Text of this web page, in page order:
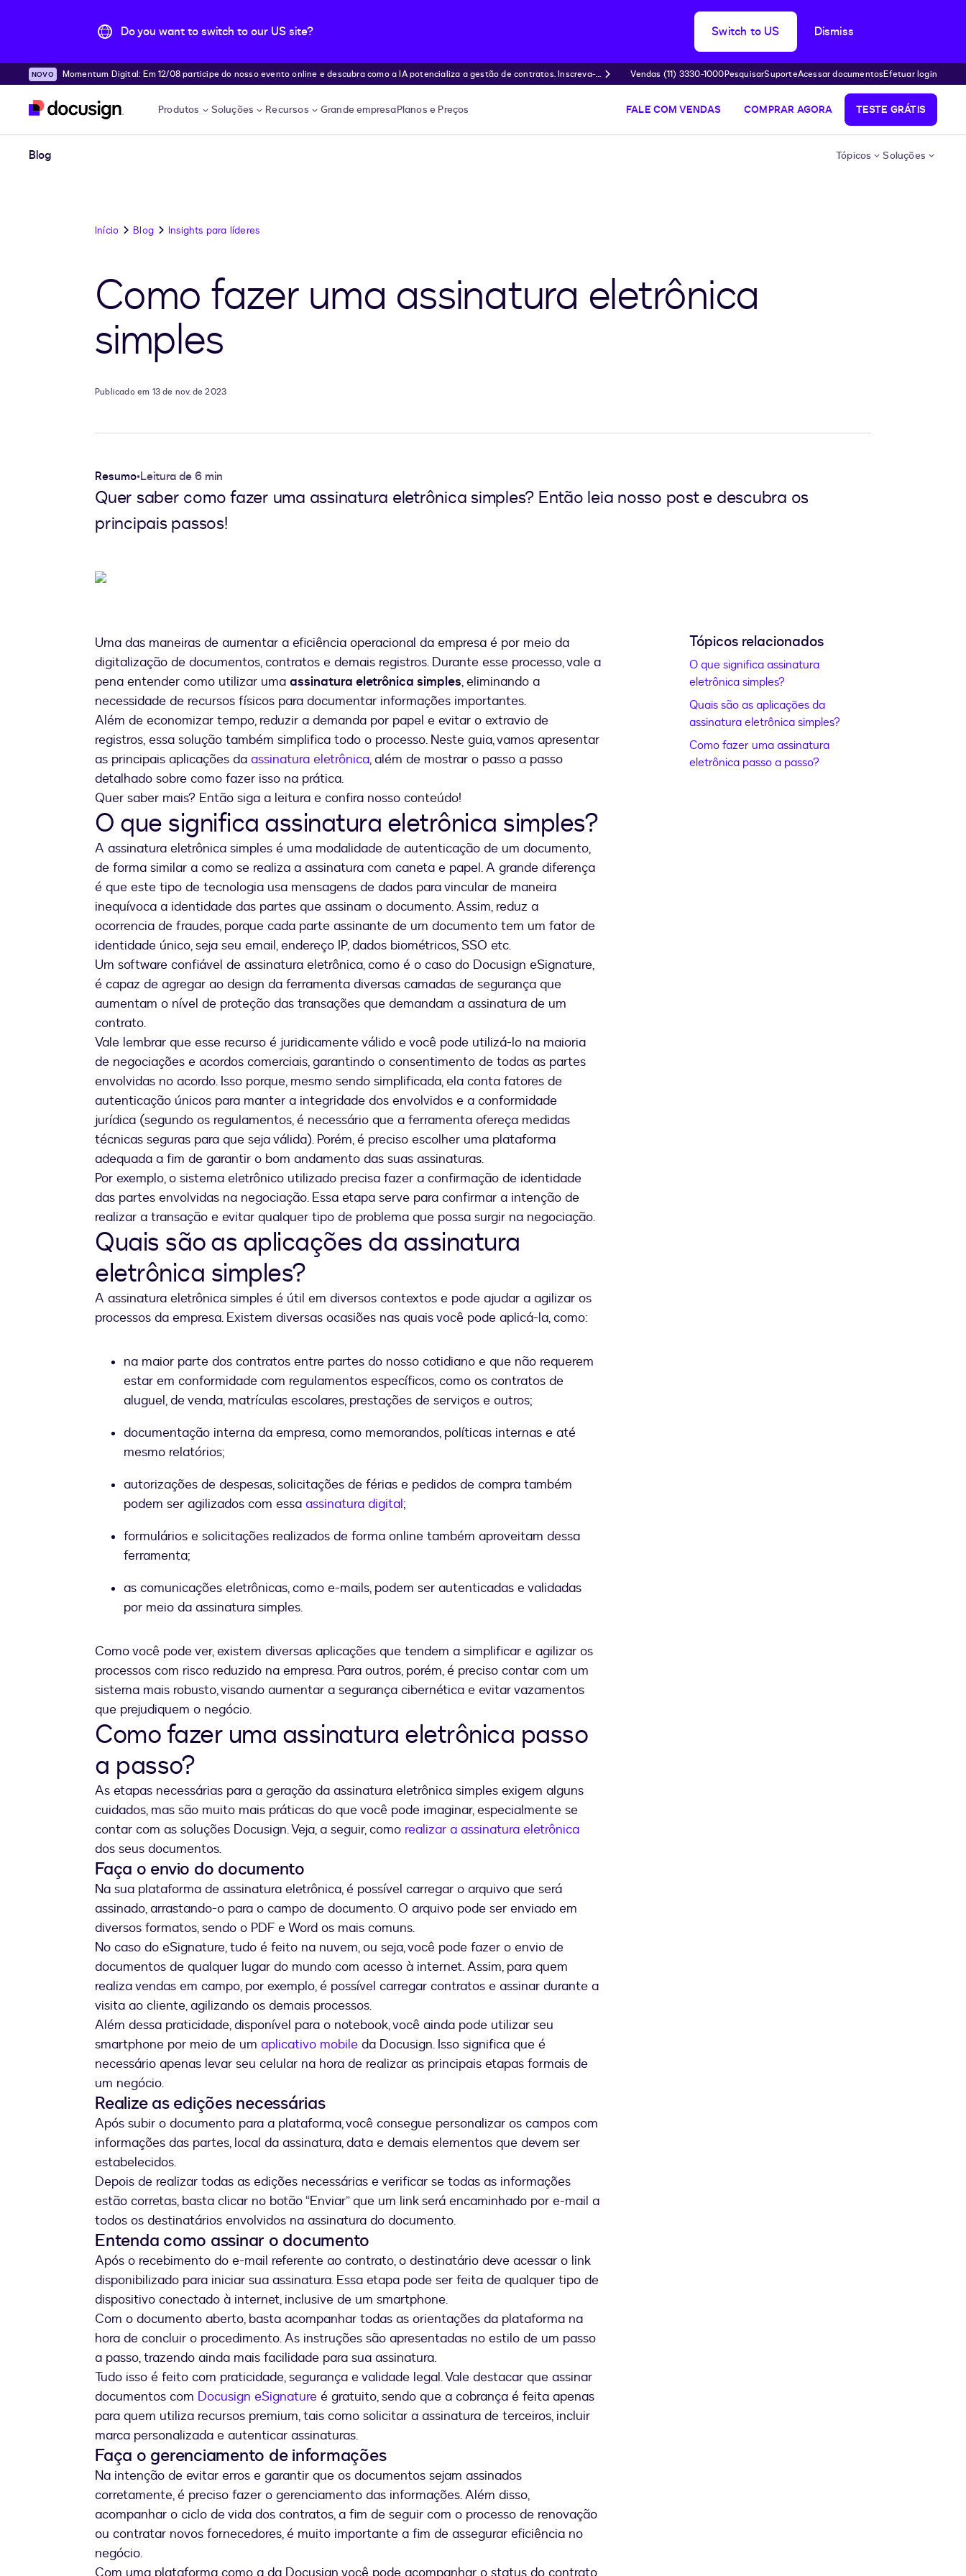
Do you want to switch to our US site? Switch to US Dismiss
Pular para o conteúdo principal
Momentum Digital: Em 12/08 participe do nosso evento online e descubra como a IA potencializa a gestão de contratos. Inscreva-s
e!
Vendas (11) 3330-1000PesquisarSuporteAcessar documentosEfetuar login
Produtos Soluções Recursos Grande empresaPlanos e Preços FALE COM VENDAS COMPRAR AGORA TESTE GRÁTIS
Blog Tópicos Soluções
Início Blog Insights para líderes
Como fazer uma assinatura eletrônica
simples
Publicado em 13 de nov. de 2023
Resumo•Leitura de 6 min
Quer saber como fazer uma assinatura eletrônica simples? Então leia nosso post e descubra os
principais passos!
Uma das maneiras de aumentar a eficiência operacional da empresa é por meio da
digitalização de documentos, contratos e demais registros. Durante esse processo, vale a
pena entender como utilizar uma assinatura eletrônica simples, eliminando a
necessidade de recursos físicos para documentar informações importantes.
Além de economizar tempo, reduzir a demanda por papel e evitar o extravio de
registros, essa solução também simplifica todo o processo. Neste guia, vamos apresentar
as principais aplicações da assinatura eletrônica, além de mostrar o passo a passo
detalhado sobre como fazer isso na prática.
Quer saber mais? Então siga a leitura e confira nosso conteúdo!
O que significa assinatura eletrônica simples?
A assinatura eletrônica simples é uma modalidade de autenticação de um documento,
de forma similar a como se realiza a assinatura com caneta e papel. A grande diferença
é que este tipo de tecnologia usa mensagens de dados para vincular de maneira
inequívoca a identidade das partes que assinam o documento. Assim, reduz a
ocorrencia de fraudes, porque cada parte assinante de um documento tem um fator de
identidade único, seja seu email, endereço IP, dados biométricos, SSO etc.
Um software confiável de assinatura eletrônica, como é o caso do Docusign eSignature,
é capaz de agregar ao design da ferramenta diversas camadas de segurança que
aumentam o nível de proteção das transações que demandam a assinatura de um
contrato.
Vale lembrar que esse recurso é juridicamente válido e você pode utilizá-lo na maioria
de negociações e acordos comerciais, garantindo o consentimento de todas as partes
envolvidas no acordo. Isso porque, mesmo sendo simplificada, ela conta fatores de
autenticação únicos para manter a integridade dos envolvidos e a conformidade
jurídica (segundo os regulamentos, é necessário que a ferramenta ofereça medidas
técnicas seguras para que seja válida). Porém, é preciso escolher uma plataforma
adequada a fim de garantir o bom andamento das suas assinaturas.
Por exemplo, o sistema eletrônico utilizado precisa fazer a confirmação de identidade
das partes envolvidas na negociação. Essa etapa serve para confirmar a intenção de
realizar a transação e evitar qualquer tipo de problema que possa surgir na negociação.
Quais são as aplicações da assinatura
eletrônica simples?
A assinatura eletrônica simples é útil em diversos contextos e pode ajudar a agilizar os
processos da empresa. Existem diversas ocasiões nas quais você pode aplicá-la, como:
na maior parte dos contratos entre partes do nosso cotidiano e que não requerem
estar em conformidade com regulamentos específicos, como os contratos de
aluguel, de venda, matrículas escolares, prestações de serviços e outros;
documentação interna da empresa, como memorandos, políticas internas e até
mesmo relatórios;
autorizações de despesas, solicitações de férias e pedidos de compra também
podem ser agilizados com essa assinatura digital;
formulários e solicitações realizados de forma online também aproveitam dessa
ferramenta;
as comunicações eletrônicas, como e-mails, podem ser autenticadas e validadas
por meio da assinatura simples.
Como você pode ver, existem diversas aplicações que tendem a simplificar e agilizar os
processos com risco reduzido na empresa. Para outros, porém, é preciso contar com um
sistema mais robusto, visando aumentar a segurança cibernética e evitar vazamentos
que prejudiquem o negócio.
Como fazer uma assinatura eletrônica passo
a passo?
As etapas necessárias para a geração da assinatura eletrônica simples exigem alguns
cuidados, mas são muito mais práticas do que você pode imaginar, especialmente se
contar com as soluções Docusign. Veja, a seguir, como realizar a assinatura eletrônica
dos seus documentos.
Faça o envio do documento
Na sua plataforma de assinatura eletrônica, é possível carregar o arquivo que será
assinado, arrastando-o para o campo de documento. O arquivo pode ser enviado em
diversos formatos, sendo o PDF e Word os mais comuns.
No caso do eSignature, tudo é feito na nuvem, ou seja, você pode fazer o envio de
documentos de qualquer lugar do mundo com acesso à internet. Assim, para quem
realiza vendas em campo, por exemplo, é possível carregar contratos e assinar durante a
visita ao cliente, agilizando os demais processos.
Além dessa praticidade, disponível para o notebook, você ainda pode utilizar seu
smartphone por meio de um aplicativo mobile da Docusign. Isso significa que é
necessário apenas levar seu celular na hora de realizar as principais etapas formais de
um negócio.
Realize as edições necessárias
Após subir o documento para a plataforma, você consegue personalizar os campos com
informações das partes, local da assinatura, data e demais elementos que devem ser
estabelecidos.
Depois de realizar todas as edições necessárias e verificar se todas as informações
estão corretas, basta clicar no botão “Enviar” que um link será encaminhado por e-mail a
todos os destinatários envolvidos na assinatura do documento.
Entenda como assinar o documento
Após o recebimento do e-mail referente ao contrato, o destinatário deve acessar o link
disponibilizado para iniciar sua assinatura. Essa etapa pode ser feita de qualquer tipo de
dispositivo conectado à internet, inclusive de um smartphone.
Com o documento aberto, basta acompanhar todas as orientações da plataforma na
hora de concluir o procedimento. As instruções são apresentadas no estilo de um passo
a passo, trazendo ainda mais facilidade para sua assinatura.
Tudo isso é feito com praticidade, segurança e validade legal. Vale destacar que assinar
documentos com Docusign eSignature é gratuito, sendo que a cobrança é feita apenas
para quem utiliza recursos premium, tais como solicitar a assinatura de terceiros, incluir
marca personalizada e autenticar assinaturas.
Faça o gerenciamento de informações
Na intenção de evitar erros e garantir que os documentos sejam assinados
corretamente, é preciso fazer o gerenciamento das informações. Além disso,
acompanhar o ciclo de vida dos contratos, a fim de seguir com o processo de renovação
ou contratar novos fornecedores, é muito importante a fim de assegurar eficiência no
negócio.
Tópicos relacionados
O que significa assinatura
eletrônica simples?
Quais são as aplicações da
assinatura eletrônica simples?
Como fazer uma assinatura
eletrônica passo a passo?